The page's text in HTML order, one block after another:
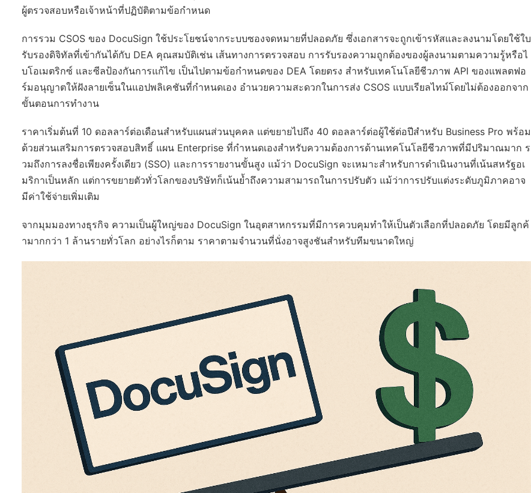
ผู้ตรวจสอบหรือเจ้าหน้าที่ปฏิบัติตามข้อกำหนด
การรวม CSOS ของ DocuSign ใช้ประโยชน์จากระบบซองจดหมายที่ปลอดภัย ซึ่งเอกสารจะถูกเข้ารหัสและลงนามโดยใช้ใบ
รับรองดิจิทัลที่เข้ากันได้กับ DEA คุณสมบัติเช่น เส้นทางการตรวจสอบ การรับรองความถูกต้องของผู้ลงนามตามความรู้หรือไ
บโอเมตริกซ์ และซีลป้องกันการแก้ไข เป็นไปตามข้อกำหนดของ DEA โดยตรง สำหรับเทคโนโลยีชีวภาพ API ของแพลตฟอ
ร์มอนุญาตให้ฝังลายเซ็นในแอปพลิเคชันที่กำหนดเอง อำนวยความสะดวกในการส่ง CSOS แบบเรียลไทม์โดยไม่ต้องออกจาก
ขั้นตอนการทำงาน
ราคาเริ่มต้นที่ 10 ดอลลาร์ต่อเดือนสำหรับแผนส่วนบุคคล แต่ขยายไปถึง 40 ดอลลาร์ต่อผู้ใช้ต่อปีสำหรับ Business Pro พร้อม
ด้วยส่วนเสริมการตรวจสอบสิทธิ์ แผน Enterprise ที่กำหนดเองสำหรับความต้องการด้านเทคโนโลยีชีวภาพที่มีปริมาณมาก ร
วมถึงการลงชื่อเพียงครั้งเดียว (SSO) และการรายงานขั้นสูง แม้ว่า DocuSign จะเหมาะสำหรับการดำเนินงานที่เน้นสหรัฐอเ
มริกาเป็นหลัก แต่การขยายตัวทั่วโลกของบริษัทก็เน้นย้ำถึงความสามารถในการปรับตัว แม้ว่าการปรับแต่งระดับภูมิภาคอาจ
มีค่าใช้จ่ายเพิ่มเติม
จากมุมมองทางธุรกิจ ความเป็นผู้ใหญ่ของ DocuSign ในอุตสาหกรรมที่มีการควบคุมทำให้เป็นตัวเลือกที่ปลอดภัย โดยมีลูกค้
ามากกว่า 1 ล้านรายทั่วโลก อย่างไรก็ตาม ราคาตามจำนวนที่นั่งอาจสูงชันสำหรับทีมขนาดใหญ่